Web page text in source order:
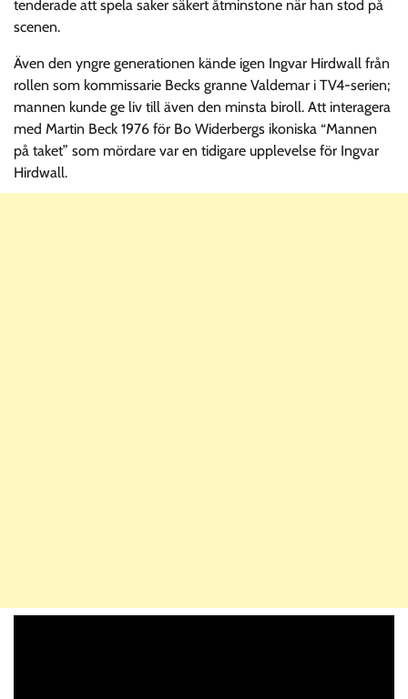
tenderade att spela saker säkert åtminstone när han stod på
scenen.
Även den yngre generationen kände igen Ingvar Hirdwall från
rollen som kommissarie Becks granne Valdemar i TV4-serien;
mannen kunde ge liv till även den minsta biroll. Att interagera
med Martin Beck 1976 för Bo Widerbergs ikoniska “Mannen
på taket” som mördare var en tidigare upplevelse för Ingvar
Hirdwall.